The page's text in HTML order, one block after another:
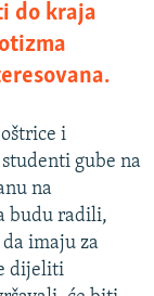
do kraja
i
gube na
na
budu radili,
imaju za
dijeliti